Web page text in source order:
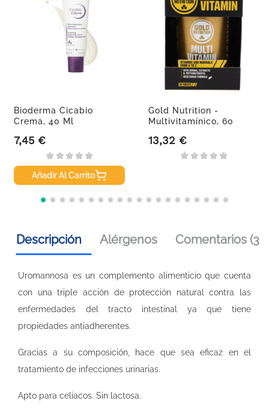
Bioderma Cicabio
Crema, 40 Ml
Precio
7,45 €
Añadir Al Carrito
Gold Nutrition -
Multivitamínico, 60
Precio
13,32 €
Descripción Alérgenos Comentarios (3)
Uromannosa es un complemento alimenticio que cuenta
con una triple acción de protección natural contra las
enfermedades del tracto intestinal ya que tiene
propiedades antiadherentes.
Gracias a su composición, hace que sea eficaz en el
tratamiento de infecciones urinarias.
Apto para celiacos. Sin lactosa.